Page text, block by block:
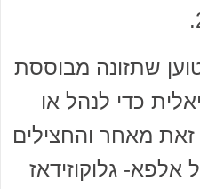
שתזונה מבוססת
כדי לנהל או
סוכרת מסוג 2. זאת מאחר והחצילים
גלוקוזידאז